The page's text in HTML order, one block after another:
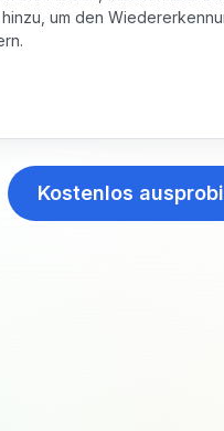
um den
Kostenlos